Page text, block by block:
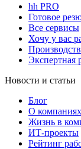
hh PRO
Готовое
Все сервисы
Хочу у вас
Экспертная
Новости и статьи
Блог
О
Жизнь в
ИТ-проекты
Рейтинг